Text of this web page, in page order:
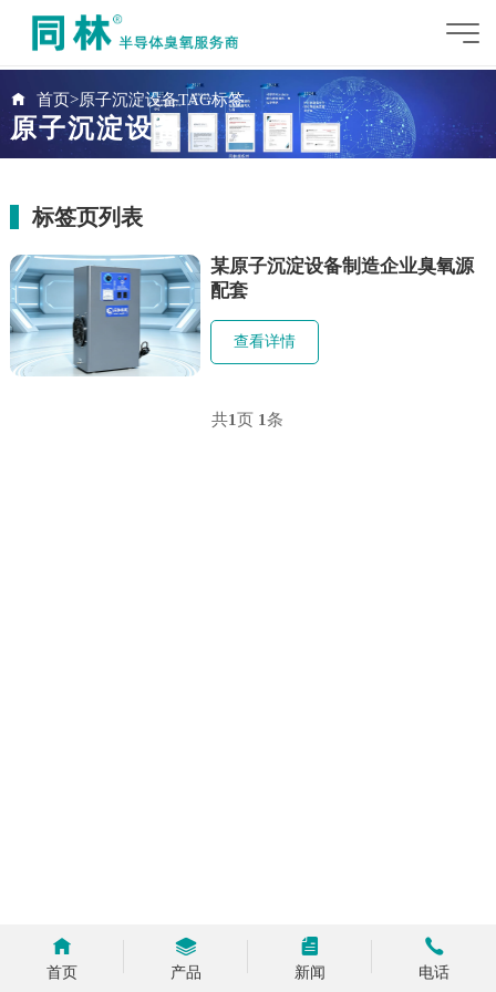
首页>原子沉淀设备TAG标签
原子沉淀设备
标签页列表
某原子沉淀设备制造企业臭氧源
配套
查看详情
共1页 1条
首页 产品 新闻 电话